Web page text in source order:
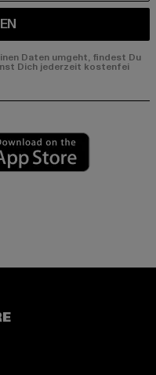
Daten umgeht, findest Du
Dich jederzeit kostenfei